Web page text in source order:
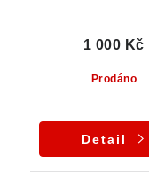
Prodáno
1 000 Kč
Detail